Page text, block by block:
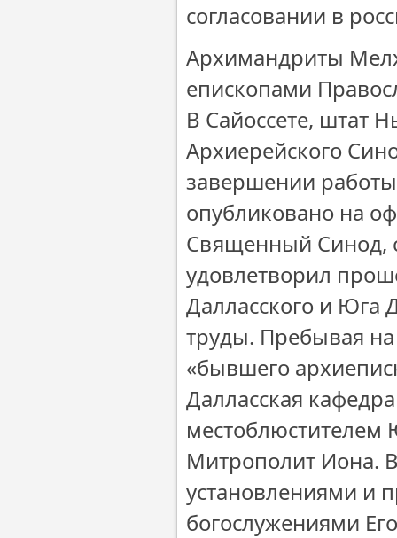
согласовании в
Архимандриты
епископами
В Сайоссете, штат
Архиерейского
завершении
опубликовано на
Священный Синод,
удовлетворил
Далласского и Юга
труды. Пребывая
«бывшего
Далласская
Митрополит Иона.
установлениями и
богослужениями